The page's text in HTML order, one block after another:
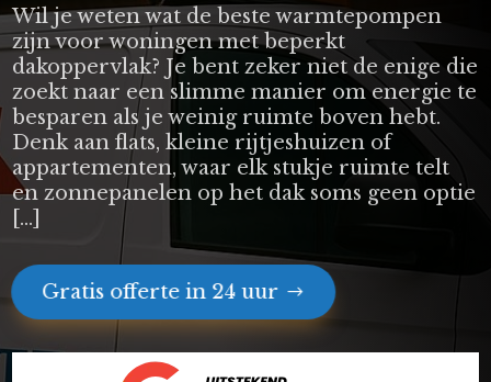
Wil je weten wat de beste warmtepompen
zijn voor woningen met beperkt
dakoppervlak? Je bent zeker niet de enige die
zoekt naar een slimme manier om energie te
besparen als je weinig ruimte boven hebt.
Denk aan flats, kleine rijtjeshuizen of
appartementen, waar elk stukje ruimte telt
en zonnepanelen op het dak soms geen optie
[…]
Gratis offerte in 24 uur